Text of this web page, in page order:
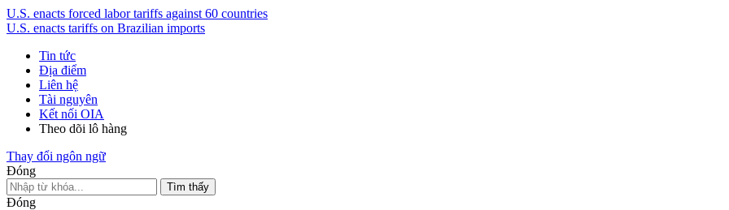
U.S. enacts forced labor tariffs against 60 countries
U.S. enacts tariffs on Brazilian imports
Tin tức
Địa điểm
Liên hệ
Tài nguyên
Kết nối OIA
Theo dõi lô hàng
Thay đổi ngôn ngữ
Đóng
Đóng